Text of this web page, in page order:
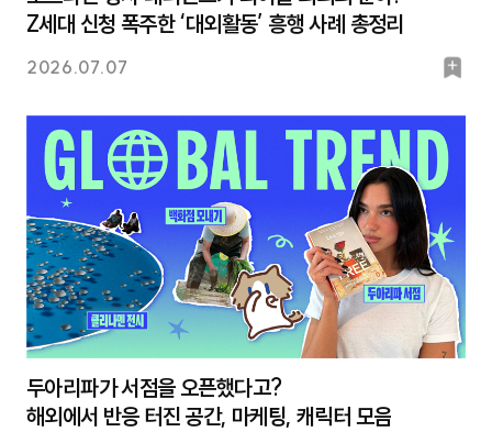
2026.07.07
북
크
Z세대 신청 폭주한 ‘대외활동’ 흥행 사례 총정리
두아리파가 서점을 오픈했다고?
해외에서 반응 터진 공간, 마케팅, 캐릭터 모음